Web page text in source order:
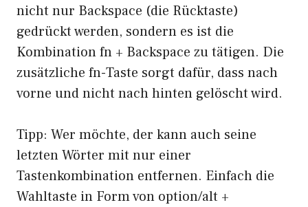
nicht nur Backspace (die Rücktaste)
gedrückt werden, sondern es ist die
Kombination fn + Backspace zu tätigen. Die
zusätzliche fn-Taste sorgt dafür, dass nach
vorne und nicht nach hinten gelöscht wird.
Tipp: Wer möchte, der kann auch seine
letzten Wörter mit nur einer
Tastenkombination entfernen. Einfach die
Wahltaste in Form von option/alt +